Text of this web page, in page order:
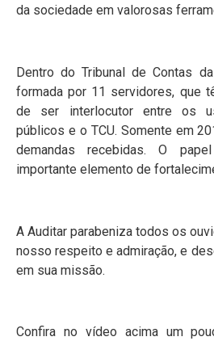
da sociedade em valorosas
Dentro do Tribunal de Contas
formada por 11 servidores, que
de ser interlocutor entre os
públicos e o TCU. Somente em
demandas recebidas. O
importante elemento de
A Auditar parabeniza todos os
nosso respeito e admiração, e
em sua missão.
Confira no vídeo acima um